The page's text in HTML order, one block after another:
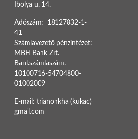
Ibolya u. 14.
Adószám: 18127832-1-
41
Számlavezető pénzintézet:
MBH Bank Zrt.
Bankszámlaszám:
10100716-54704800-
01002009
E-mail: trianonkha (kukac)
gmail.com